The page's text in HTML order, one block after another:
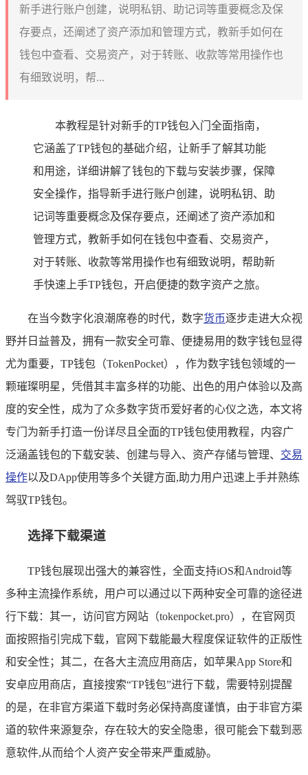
新手进行账户创建，说明私钥、助记词等重要概念及保
存要点，还阐述了资产添加和管理方式，教新手如何在
钱包中查看、交易资产，对于转账、收款等常用操作也
有细致说明，帮...
本教程是针对新手的TP钱包入门全面指南，
它涵盖了TP钱包的基础介绍，让新手了解其功能
和用途，详细讲解了钱包的下载与安装步骤，保障
安全操作，指导新手进行账户创建，说明私钥、助
记词等重要概念及保存要点，还阐述了资产添加和
管理方式，教新手如何在钱包中查看、交易资产，
对于转账、收款等常用操作也有细致说明，帮助新
手快速上手TP钱包，开启便捷的数字资产之旅。
在当今数字化浪潮席卷的时代，数字货币逐步走进大众视
野并日益普及，拥有一款安全可靠、便捷易用的数字钱包显得
尤为重要，TP钱包（TokenPocket），作为数字钱包领域的一
颗璀璨明星，凭借其丰富多样的功能、出色的用户体验以及高
度的安全性，成为了众多数字货币爱好者的心仪之选，本文将
专门为新手打造一份详尽且全面的TP钱包使用教程，内容广
泛涵盖钱包的下载安装、创建与导入、资产存储与管理、 交易
操作以及DApp使用等多个关键方面,助力用户迅速上手并熟练
驾驭TP钱包。
选择下载渠道
TP钱包展现出强大的兼容性，全面支持iOS和Android等
多种主流操作系统，用户可以通过以下两种安全可靠的途径进
行下载：其一，访问官方网站（tokenpocket.pro），在官网页
面按照指引完成下载，官网下载能最大程度保证软件的正版性
和安全性；其二，在各大主流应用商店，如苹果App Store和
安卓应用商店，直接搜索“TP钱包”进行下载，需要特别提醒
的是，在非官方渠道下载时务必保持高度谨慎，由于非官方渠
道的软件来源复杂，存在较大的安全隐患，很可能会下载到恶
意软件,从而给个人资产安全带来严重威胁。